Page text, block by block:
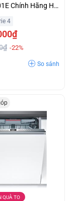
Chính Hãng Hỗ
4
-22%
So sánh
QUÀ TO